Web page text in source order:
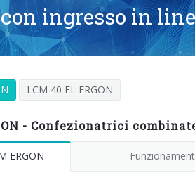
ingresso in
LCM 40 EL ERGON
- Confezionatrici
ERGON